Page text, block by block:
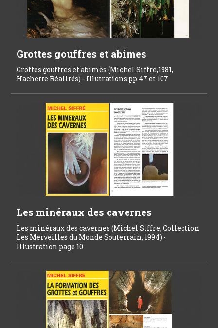
Grottes gouffres et abimes
Grottes gouffres et abimes (Michel Siffre,1981,
Hachette Réalités) - Illutrations pp 47 et 107
Les minéraux des cavernes
Les minéraux des cavernes (Michel Siffre, Collection
Les Merveilles du Monde Souterrain, 1994) -
Illustration page 10